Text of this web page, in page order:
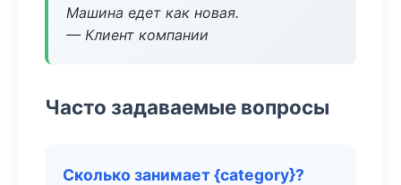
Машина едет как новая.
— Клиент компании
Часто задаваемые вопросы
Сколько занимает {category}?